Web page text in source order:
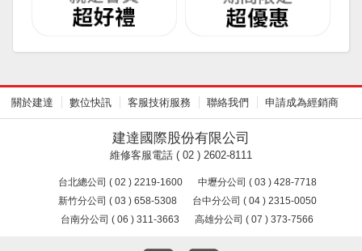
關於建達 數位快訊 客服技術服務 聯絡我們 申請成為經銷商
建達國際股份有限公司
維修客服電話 ( 02 ) 2602-8111
台北總公司 ( 02 ) 2219-1600
中壢分公司 ( 03 ) 428-7718
新竹分公司 ( 03 ) 658-5308
台中分公司 ( 04 ) 2315-0050
台南分公司 ( 06 ) 311-3663
高雄分公司 ( 07 ) 373-7566